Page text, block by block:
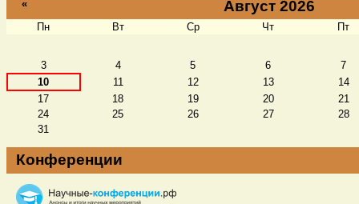
« Август 2026
Пн Вт Ср Чт Пт
3 4 5 6
7
10
11 12 13
14
17
18 19 20
21
24
25 26 27
28
31
Конференции